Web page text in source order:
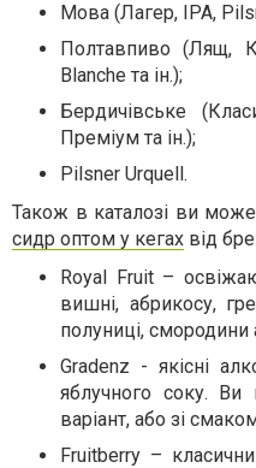
Мова (Лагер, ІРА,
Полтавпиво (Лящ,
Blanche та ін.);
Бердичівське
Преміум та ін.);
Pilsner Urquell.
Також в каталозі ви
сидр оптом у кегах від
Royal Fruit –
вишні, абрикосу,
полуниці, смородини
Gradenz - якісні
яблучного соку. Ви
варіант, або зі
Fruitberry –